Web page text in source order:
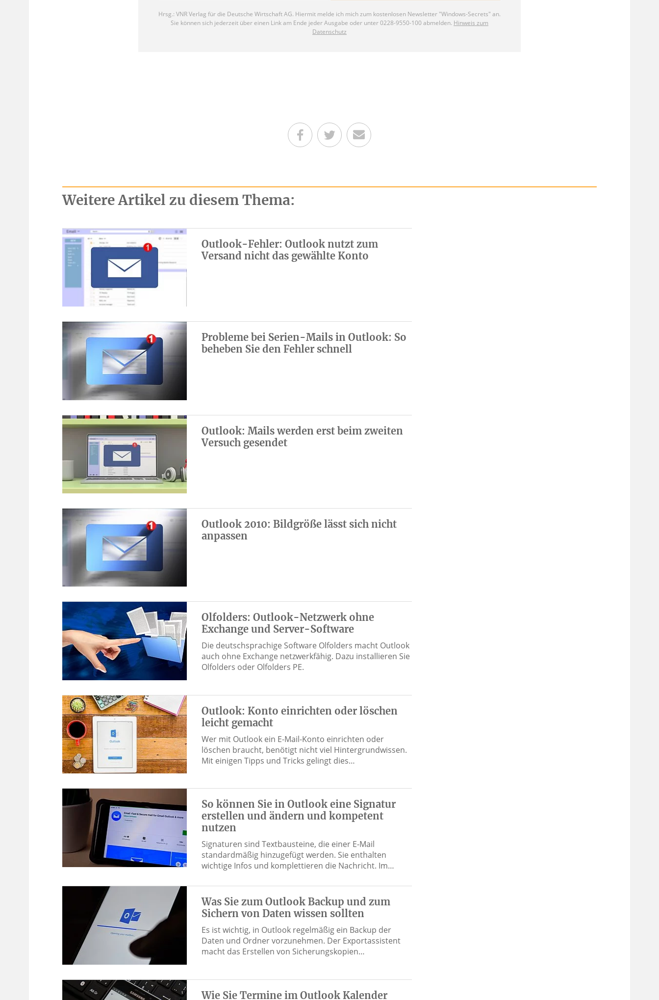
Teilen auf Facebook
Teilen auf Twitter
Per E-Mail senden
Weitere Artikel zu diesem Thema:
Outlook-Fehler: Outlook nutzt zum
Versand nicht das gewählte Konto
Probleme bei Serien-Mails in Outlook: So
beheben Sie den Fehler schnell
Outlook: Mails werden erst beim zweiten
Versuch gesendet
Outlook 2010: Bildgröße lässt sich nicht
anpassen
Olfolders: Outlook-Netzwerk ohne
Exchange und Server-Software
Die deutschsprachige Software Olfolders macht Outlook
auch ohne Exchange netzwerkfähig. Dazu installieren Sie
Olfolders oder Olfolders PE.
Outlook: Konto einrichten oder löschen
leicht gemacht
Wer mit Outlook ein E-Mail-Konto einrichten oder
löschen braucht, benötigt nicht viel Hintergrundwissen.
Mit einigen Tipps und Tricks gelingt dies…
So können Sie in Outlook eine Signatur
erstellen und ändern und kompetent
nutzen
Signaturen sind Textbausteine, die einer E-Mail
standardmäßig hinzugefügt werden. Sie enthalten
wichtige Infos und komplettieren die Nachricht. Im…
Was Sie zum Outlook Backup und zum
Sichern von Daten wissen sollten
Es ist wichtig, in Outlook regelmäßig ein Backup der
Daten und Ordner vorzunehmen. Der Exportassistent
macht das Erstellen von Sicherungskopien…
Wie Sie Termine im Outlook Kalender